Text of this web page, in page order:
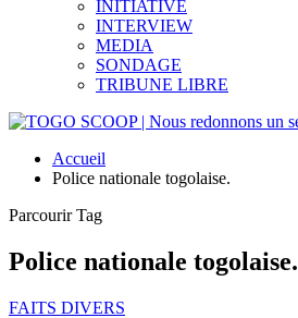
INITIATIVE
INTERVIEW
MEDIA
SONDAGE
TRIBUNE LIBRE
Accueil
Police nationale togolaise.
Parcourir Tag
Police nationale togolaise.
FAITS DIVERS